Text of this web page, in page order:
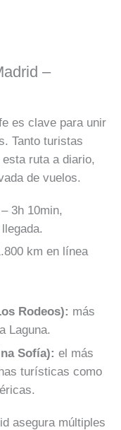
–
es clave para unir
Tanto turistas
ruta a diario,
de vuelos.
3h 10min,
km en línea
Rodeos): más
Laguna.
Sofía): el más
turísticas como
asegura múltiples